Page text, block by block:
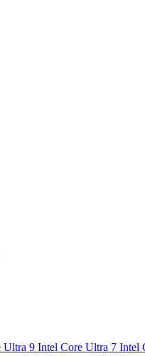
Ultra 9 Intel Core Ultra 7 Intel